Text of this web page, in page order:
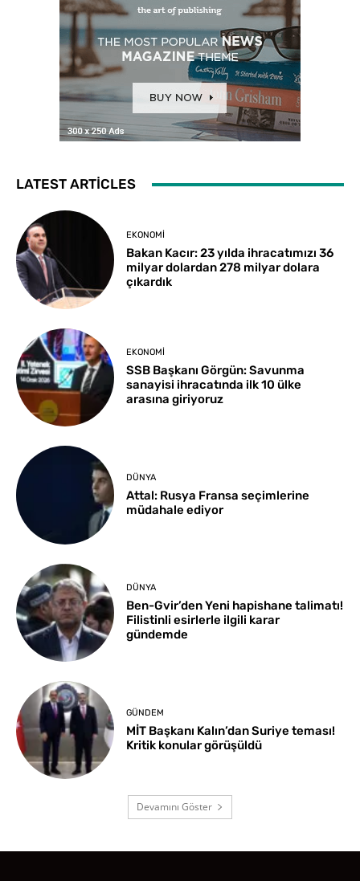
LATEST ARTICLES
EKONOMI
Bakan Kacır: 23 yılda ihracatımızı 36
milyar dolardan 278 milyar dolara
çıkardık
EKONOMI
SSB Başkanı Görgün: Savunma
sanayisi ihracatında ilk 10 ülke
arasına giriyoruz
DÜNYA
Attal: Rusya Fransa seçimlerine
müdahale ediyor
DÜNYA
Ben-Gvir’den Yeni hapishane talimatı!
Filistinli esirlerle ilgili karar
gündemde
GÜNDEM
MİT Başkanı Kalın’dan Suriye teması!
Kritik konular görüşüldü
Devamını Göster